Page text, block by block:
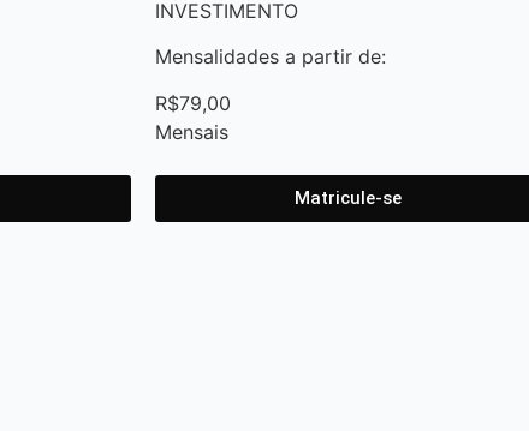
INVESTIMENTO
Mensalidades a partir de:
R$79,00
Mensais
Matricule-se